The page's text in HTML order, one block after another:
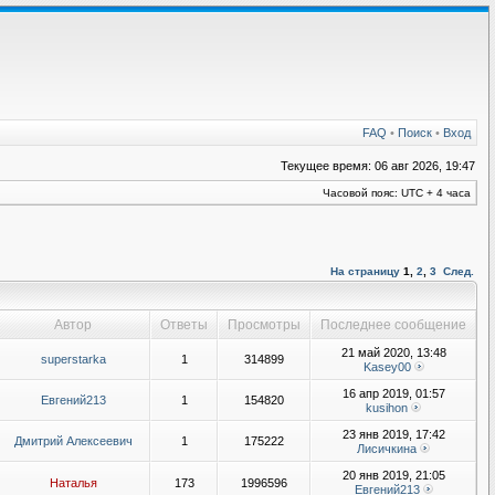
FAQ • Поиск • Вход
Текущее время: 06 авг 2026, 19:47
Часовой пояс: UTC + 4 часа
На страницу 1 2 3 След.
Автор Ответы Просмотры Последнее сообщение
superstarka 1 314899
21 май 2020, 13:48
Kasey00
Евгений213 1 154820
16 апр 2019, 01:57
kusihon
Дмитрий Алексеевич 1 175222
23 янв 2019, 17:42
Лисичкина
Наталья 173 1996596
20 янв 2019, 21:05
Евгений213